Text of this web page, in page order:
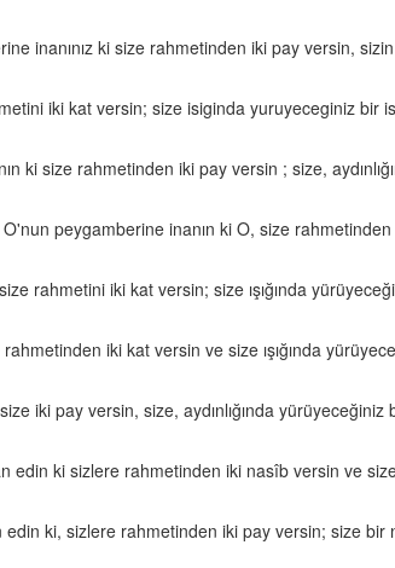
inanınız ki size rahmetinden iki pay versin,
iki kat versin; size isiginda yuruyeceginiz bir
ki size rahmetinden iki pay versin ; size,
peygamberine inanın ki O, size
rahmetini iki kat versin; size ışığında
iki kat versin ve size ışığında
iki pay versin, size, aydınlığında yürüyeceğiniz
edin ki sizlere rahmetinden iki nasîb versin ve
ki, sizlere rahmetinden iki pay versin; size